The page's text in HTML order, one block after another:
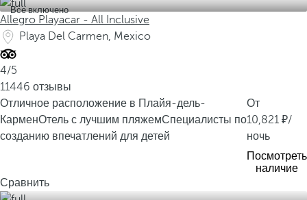
Все включено
Allegro Playacar - All Inclusive
Playa Del Carmen, Mexico
4/5
11446 отзывы
Отличное расположение в Плайя-дель-
КарменОтель с лучшим пляжемСпециалисты по
созданию впечатлений для детей
От
10,821
/
ночь
Посмотреть
наличие
Сравнить
к
о
в
ы
е
а
р
х
е
о